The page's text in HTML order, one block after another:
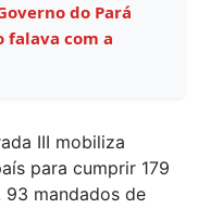
do Pará
falava com a
III mobiliza
para cumprir 179
93 mandados de